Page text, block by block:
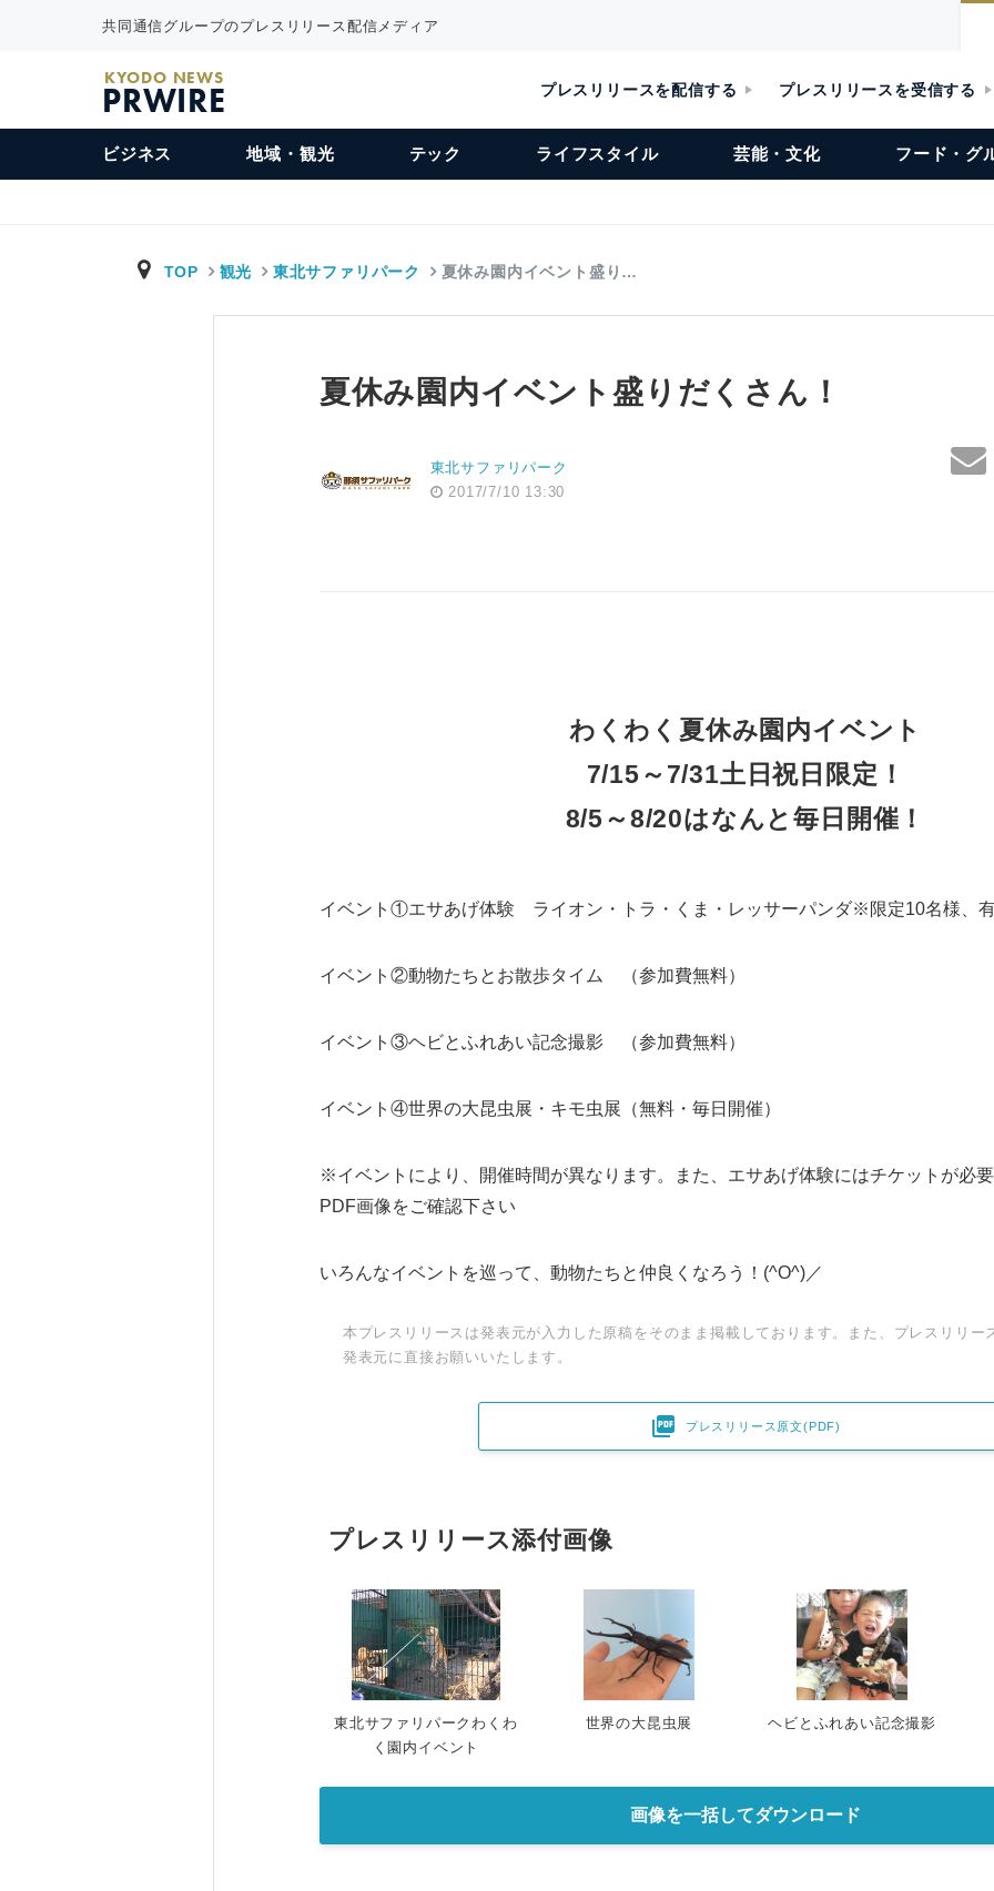
共同通信グループのプレスリリース配信メディア
KYODO NEWS
PRWIRE プレスリリースを配信する プレスリリースを受信する
ビジネス 地域・観光 テック ライフスタイル 芸能・文化 フード・グ
TOP 観光 東北サファリパーク 夏休み園内イベント盛り…
夏休み園内イベント盛りだくさん！
東北サファリパーク
2017/7/10 13:30
わくわく夏休み園内イベント
7/15～7/31土日祝日限定！
8/5～8/20はなんと毎日開催！
イベント①エサあげ体験 ライオン・トラ・くま・レッサーパンダ※限定10名様、
イベント②動物たちとお散歩タイム （参加費無料）
イベント③ヘビとふれあい記念撮影 （参加費無料）
イベント④世界の大昆虫展・キモ虫展（無料・毎日開催）
※イベントにより、開催時間が異なります。また、エサあげ体験にはチケットが必
PDF画像をご確認下さい
いろんなイベントを巡って、動物たちと仲良くなろう！(^O^)／
本プレスリリースは発表元が入力した原稿をそのまま掲載しております。また、プレスリリー
発表元に直接お願いいたします。
 プレスリリース原文(PDF)
プレスリリース添付画像
東北サファリパークわくわ
く園内イベント
世界の大昆虫展 ヘビとふれあい記念撮影
画像を一括してダウンロード